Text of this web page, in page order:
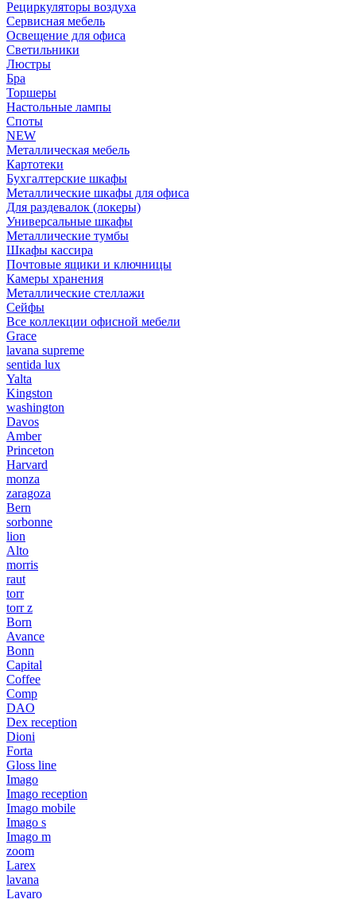
Рециркуляторы воздуха
Сервисная мебель
Освещение для офиса
Светильники
Люстры
Бра
Торшеры
Настольные лампы
Споты
NEW
Металлическая мебель
Картотеки
Бухгалтерские шкафы
Металлические шкафы для офиса
Для раздевалок (локеры)
Универсальные шкафы
Металлические тумбы
Шкафы кассира
Почтовые ящики и ключницы
Камеры хранения
Металлические стеллажи
Сейфы
Все коллекции офисной мебели
Grace
lavana supreme
sentida lux
Yalta
Kingston
washington
Davos
Amber
Princeton
Harvard
monza
zaragoza
Bern
sorbonne
lion
Alto
morris
raut
torr
torr z
Born
Avance
Bonn
Capital
Coffee
Comp
DAO
Dex reception
Dioni
Forta
Gloss line
Imago
Imago reception
Imago mobile
Imago s
Imago m
zoom
Larex
lavana
Lavaro